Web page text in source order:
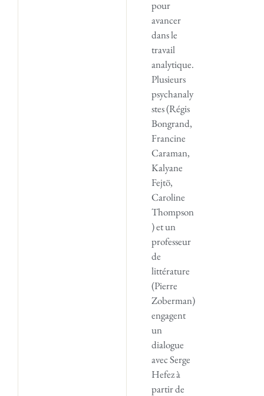
pour
avancer
dans le
travail
analytique.
Plusieurs
psychanaly
stes (Régis
Bongrand,
Francine
Caraman,
Kalyane
Fejtö,
Caroline
Thompson
) et un
professeur
de
littérature
(Pierre
Zoberman)
engagent
un
dialogue
avec Serge
Hefez à
partir de